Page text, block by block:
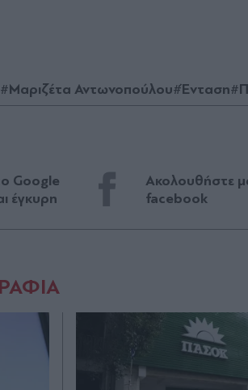
#Μαριζέτα Αντωνοπούλου#Ένταση
Google
έγκυρη
Ακολουθήστε
facebook